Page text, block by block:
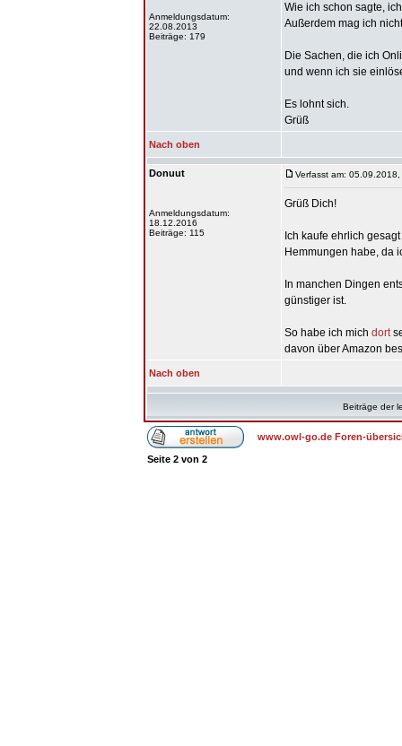
Anmeldungsdatum:
22.08.2013
Beiträge: 179
Wie ich schon sagte,
Außerdem mag ich
Die Sachen, die ich
und wenn ich sie
Es lohnt sich.
Grüß
Nach oben
Donuut
Anmeldungsdatum:
18.12.2016
Beiträge: 115
Verfasst am:
Grüß Dich!
Ich kaufe ehrlich
Hemmungen habe, da
In manchen Dingen
günstiger ist.
So habe ich mich dort
davon über Amazon
Nach oben
Beiträge der
www.owl-go.de Foren-
Seite 2 von 2